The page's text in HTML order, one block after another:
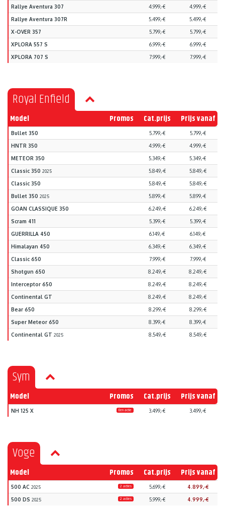
Rallye Aventura 307 4.999,-€ 4.999,-€
Rallye Aventura 307R 5.499,-€ 5.499,-€
X-OVER 357 5.799,-€ 5.799,-€
XPLORA 557 S 6.999,-€ 6.999,-€
XPLORA 707 S 7.999,-€ 7.999,-€
Royal Enfield
Model Promos Cat.prijs Prijs vanaf
Bullet 350 5.799,-€ 5.799,-€
HNTR 350 4.999,-€ 4.999,-€
METEOR 350 5.349,-€ 5.349,-€
Classic 350 2025 5.849,-€ 5.849,-€
Classic 350 5.849,-€ 5.849,-€
Bullet 350 2025 5.899,-€ 5.899,-€
GOAN CLASSIQUE 350 6.249,-€ 6.249,-€
Scram 411 5.399,-€ 5.399,-€
GUERRILLA 450 6.149,-€ 6.149,-€
Himalayan 450 6.349,-€ 6.349,-€
Classic 650 7.999,-€ 7.999,-€
Shotgun 650 8.249,-€ 8.249,-€
Interceptor 650 8.249,-€ 8.249,-€
Continental GT 8.249,-€ 8.249,-€
Bear 650 8.299,-€ 8.299,-€
Super Meteor 650 8.399,-€ 8.399,-€
Continental GT 2025 8.549,-€ 8.549,-€
Sym
Model Promos Cat.prijs Prijs vanaf
NH 125 X Een actie 3.499,-€ 3.499,-€
Voge
Model Promos Cat.prijs Prijs vanaf
500 AC 2025 2 acties 5.699,-€ 4.899,-€
500 DS 2025 2 acties 5.999,-€ 4.999,-€